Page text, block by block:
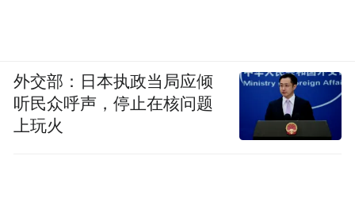
外交部：日本执政当局应倾
听民众呼声，停止在核问题
上玩火